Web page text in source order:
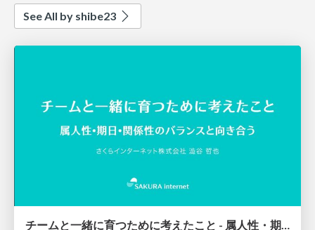
See All by shibe23
チームと一緒に育つために考えたこと - 属人性・期日・関係性のバランスと向き合う